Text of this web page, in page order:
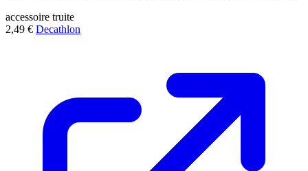
accessoire truite
2,49 € Decathlon